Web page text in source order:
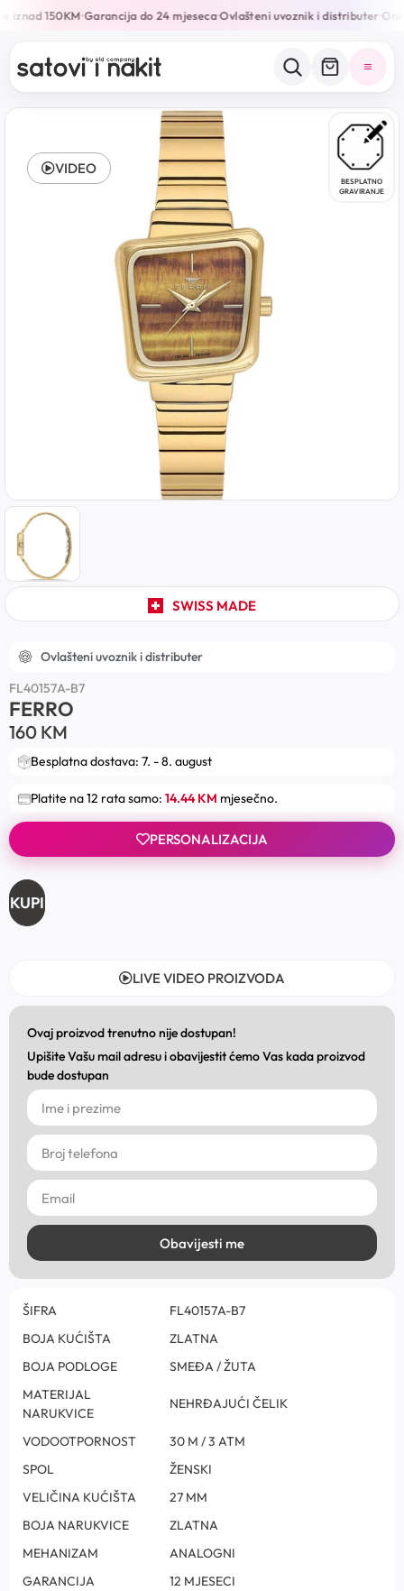
iznad 150KM•Garancija do 24 mjeseca•Ovlašteni uvoznik i distributer•
BESPLATNO
GRAVIRANJE
SWISS MADE
VIDEO
Ovlašteni uvoznik i distributer
FL40157A-B7
FERRO
160 KM
Besplatna dostava: 7. - 8. august
Platite na 12 rata samo: 14.44 KM mjesečno.
PERSONALIZACIJA
KUPI
LIVE VIDEO PROIZVODA
Ovaj proizvod trenutno nije dostupan!
Upišite Vašu mail adresu i obavijestit ćemo Vas kada proizvod
bude dostupan
Obavijesti me
ŠIFRA
FL40157A-B7
BOJA KUĆIŠTA
ZLATNA
BOJA PODLOGE
SMEĐA / ŽUTA
MATERIJAL
NARUKVICE
NEHRĐAJUĆI ČELIK
VODOOTPORNOST
30 M / 3 ATM
SPOL
ŽENSKI
VELIČINA KUĆIŠTA
27 MM
BOJA NARUKVICE
ZLATNA
MEHANIZAM
ANALOGNI
GARANCIJA
12 MJESECI